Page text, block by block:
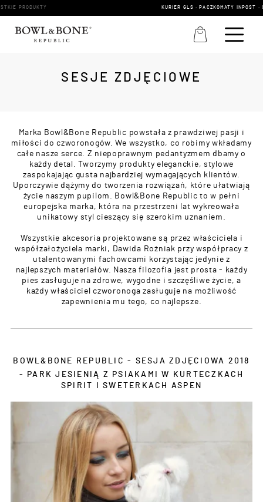
KURIER GLS • PACZKOMATY INPOST • ODBIÓR OSOBISTY
SESJE ZDJĘCIOWE
Marka Bowl&Bone Republic powstała z prawdziwej pasji i
miłości do czworonogów. We wszystko, co robimy wkładamy
całe nasze serce. Z niepoprawnym pedantyzmem dbamy o
każdy detal. Tworzymy produkty eleganckie, stylowe
zaspokajając gusta najbardziej wymagających klientów.
Uporczywie dążymy do tworzenia rozwiązań, które ułatwiają
życie naszym pupilom. Bowl&Bone Republic to w pełni
europejska marka, która na przestrzeni lat wykreowała
unikatowy styl cieszący się szerokim uznaniem.
Wszystkie akcesoria projektowane są przez właściciela i
współzałożyciela marki, Dawida Rożniak przy współpracy z
utalentowanymi fachowcami korzystając jedynie z
najlepszych materiałów. Nasza filozofia jest prosta - każdy
pies zasługuje na zdrowe, wygodne i szczęśliwe życie, a
każdy właściciel czworonoga zasługuje na możliwość
zapewnienia mu tego, co najlepsze.
BOWL&BONE REPUBLIC - SESJA ZDJĘCIOWA 2018
- PARK JESIENIĄ Z PSIAKAMI W KURTECZKACH
SPIRIT I SWETERKACH ASPEN